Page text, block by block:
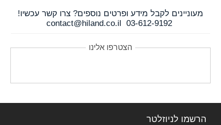
מעוניינים לקבל מידע ופרטים נוספים? צרו קשר עכשיו!
contact@hiland.co.il
03-612-9192
הצטרפו אלינו
הרשמו לניוזלטר